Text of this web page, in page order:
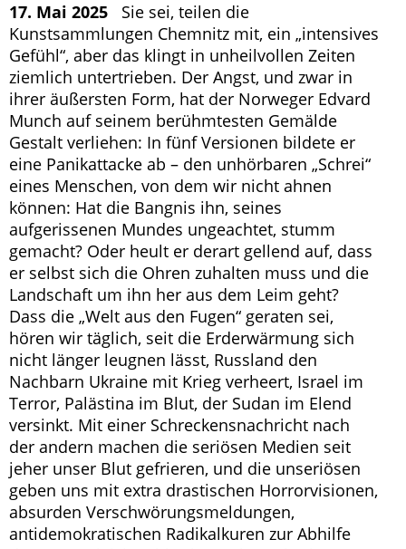
17. Mai 2025 Sie sei, teilen die
Kunstsammlungen Chemnitz mit, ein „intensives
Gefühl“, aber das klingt in unheilvollen Zeiten
ziemlich untertrieben. Der Angst, und zwar in
ihrer äußersten Form, hat der Norweger Edvard
Munch auf seinem berühmtesten Gemälde
Gestalt verliehen: In fünf Versionen bildete er
eine Panikattacke ab – den unhörbaren „Schrei“
eines Menschen, von dem wir nicht ahnen
können: Hat die Bangnis ihn, seines
aufgerissenen Mundes ungeachtet, stumm
gemacht? Oder heult er derart gellend auf, dass
er selbst sich die Ohren zuhalten muss und die
Landschaft um ihn her aus dem Leim geht?
Dass die „Welt aus den Fugen“ geraten sei,
hören wir täglich, seit die Erderwärmung sich
nicht länger leugnen lässt, Russland den
Nachbarn Ukraine mit Krieg verheert, Israel im
Terror, Palästina im Blut, der Sudan im Elend
versinkt. Mit einer Schreckensnachricht nach
der andern machen die seriösen Medien seit
jeher unser Blut gefrieren, und die unseriösen
geben uns mit extra drastischen Horrorvisionen,
absurden Verschwörungsmeldungen,
antidemokratischen Radikalkuren zur Abhilfe